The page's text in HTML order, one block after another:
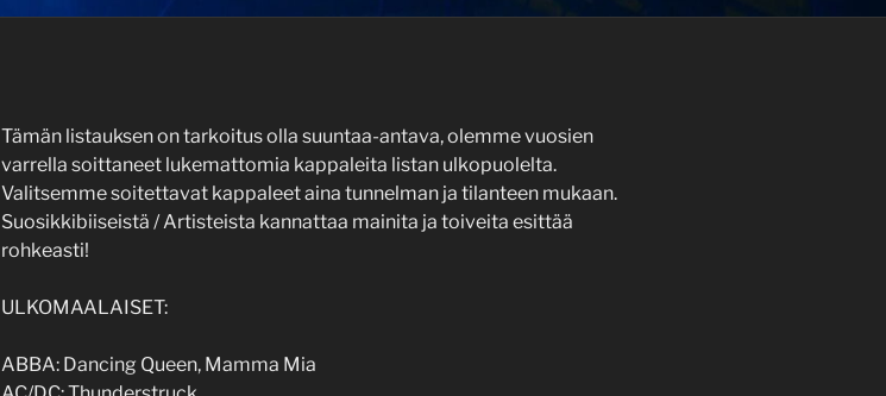
Tämän listauksen on tarkoitus olla suuntaa-antava, olemme vuosien
varrella soittaneet lukemattomia kappaleita listan ulkopuolelta.
Valitsemme soitettavat kappaleet aina tunnelman ja tilanteen mukaan.
Suosikkibiiseistä / Artisteista kannattaa mainita ja toiveita esittää
rohkeasti!
ULKOMAALAISET:
ABBA: Dancing Queen, Mamma Mia